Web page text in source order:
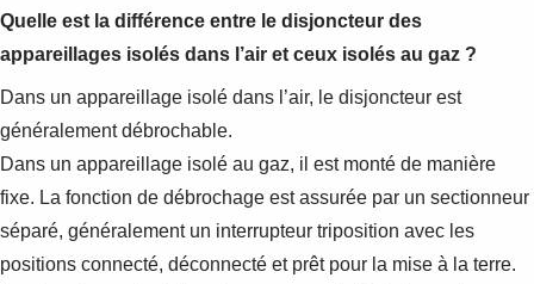
Quelle est la différence entre le disjoncteur des
appareillages isolés dans l’air et ceux isolés au gaz ?
Dans un appareillage isolé dans l’air, le disjoncteur est
généralement débrochable.
Dans un appareillage isolé au gaz, il est monté de manière
fixe. La fonction de débrochage est assurée par un sectionneur
séparé, généralement un interrupteur triposition avec les
positions connecté, déconnecté et prêt pour la mise à la terre.